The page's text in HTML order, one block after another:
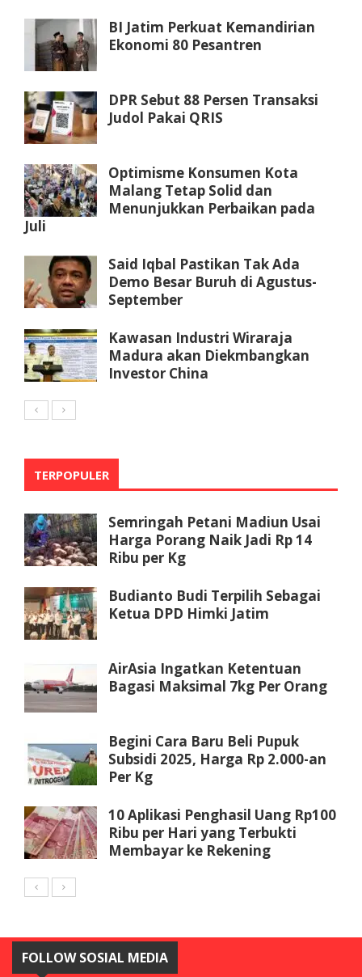
BI Jatim Perkuat Kemandirian
Ekonomi 80 Pesantren
DPR Sebut 88 Persen Transaksi
Judol Pakai QRIS
Optimisme Konsumen Kota
Malang Tetap Solid dan
Menunjukkan Perbaikan pada
Juli
Said Iqbal Pastikan Tak Ada
Demo Besar Buruh di Agustus-
September
Kawasan Industri Wiraraja
Madura akan Diekmbangkan
Investor China
TERPOPULER
Semringah Petani Madiun Usai
Harga Porang Naik Jadi Rp 14
Ribu per Kg
Budianto Budi Terpilih Sebagai
Ketua DPD Himki Jatim
AirAsia Ingatkan Ketentuan
Bagasi Maksimal 7kg Per Orang
Begini Cara Baru Beli Pupuk
Subsidi 2025, Harga Rp 2.000-an
Per Kg
10 Aplikasi Penghasil Uang Rp100
Ribu per Hari yang Terbukti
Membayar ke Rekening
FOLLOW SOSIAL MEDIA